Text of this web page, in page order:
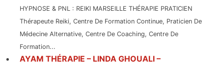
HYPNOSE & PNL : REIKI MARSEILLE THÉRAPIE PRATICIEN
Thérapeute Reiki, Centre De Formation Continue, Praticien De
Médecine Alternative, Centre De Coaching, Centre De
Formation...
AYAM THÉRAPIE – LINDA GHOUALI –